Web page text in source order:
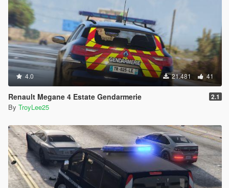
4.0 21.481 41
Renault Megane 4 Estate Gendarmerie 2.1
By TroyLee25